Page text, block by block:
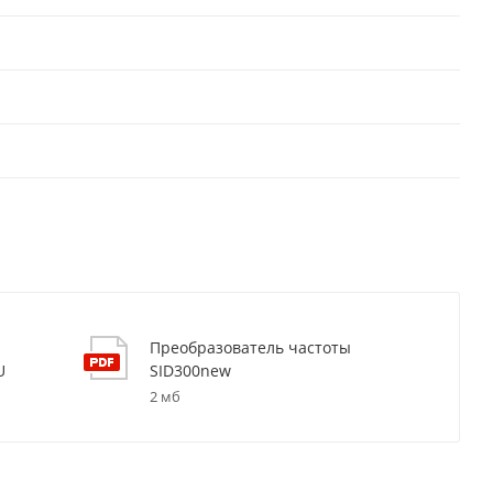
Преобразователь частоты
SID300new
2 мб